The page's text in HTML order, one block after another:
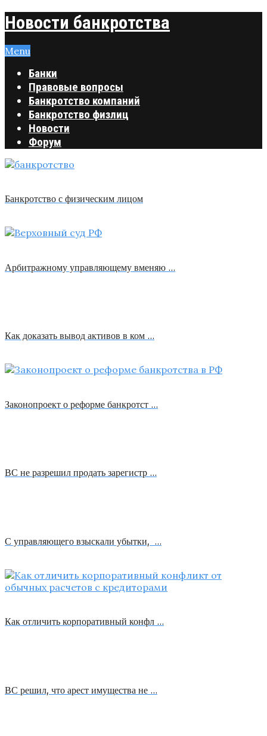
Новости банкротства
Menu
Банки
Правовые вопросы
Банкротство компаний
Банкротство физлиц
Новости
Форум
Банкротство с физическим лицом
Арбитражному управляющему вменяю …
Как доказать вывод активов в ком …
Законопроект о реформе банкротст …
ВС не разрешил продать зарегистр …
С управляющего взыскали убытки, …
Как отличить корпоративный конфл …
ВС решил, что арест имущества не …